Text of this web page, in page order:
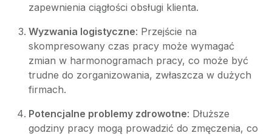
zapewnienia ciągłości obsługi klienta.
Wyzwania logistyczne: Przejście na
skompresowany czas pracy może wymagać
zmian w harmonogramach pracy, co może być
trudne do zorganizowania, zwłaszcza w dużych
firmach.
Potencjalne problemy zdrowotne: Dłuższe
godziny pracy mogą prowadzić do zmęczenia, co